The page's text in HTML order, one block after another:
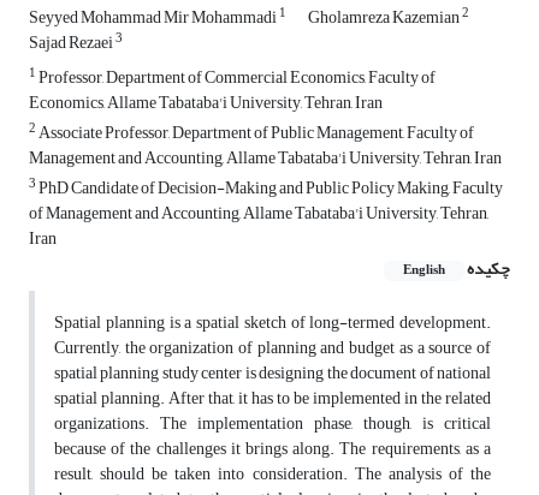
Seyyed Mohammad Mir Mohammadi1 Gholamreza Kazemian2
Sajad Rezaei3
1Professor, Department of Commercial Economics, Faculty of
Economics, Allame Tabataba'i University, Tehran, Iran
2Associate Professor, Department of Public Management, Faculty of
Management and Accounting, Allame Tabataba'i University, Tehran, Iran
3PhD Candidate of Decision-Making and Public Policy Making, Faculty
of Management and Accounting, Allame Tabataba'i University, Tehran,
Iran
چکیده
English
Spatial planning is a spatial sketch of long-termed development.
Currently, the organization of planning and budget as a source of
spatial planning study center is designing the document of national
spatial planning. After that, it has to be implemented in the related
organizations. The implementation phase, though, is critical
because of the challenges it brings along. The requirements, as a
result, should be taken into consideration. The analysis of the